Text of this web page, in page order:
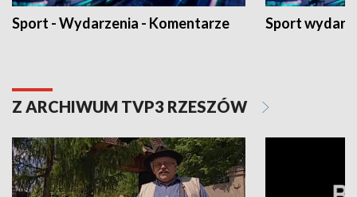
Sport - Wydarzenia - Komentarze Sport
Z ARCHIWUM TVP3 RZESZÓW